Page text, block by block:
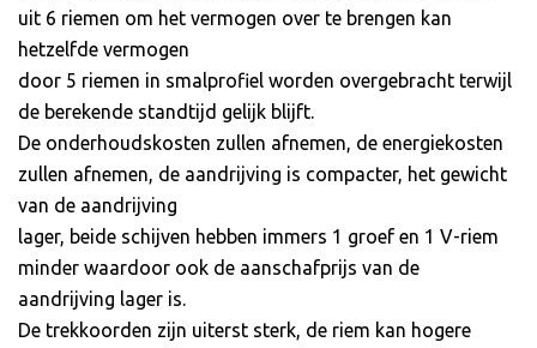
uit 6 riemen om het vermogen over te brengen kan
hetzelfde vermogen
door 5 riemen in smalprofiel worden overgebracht terwijl
de berekende standtijd gelijk blijft.
De onderhoudskosten zullen afnemen, de energiekosten
zullen afnemen, de aandrijving is compacter, het gewicht
van de aandrijving
lager, beide schijven hebben immers 1 groef en 1 V-riem
minder waardoor ook de aanschafprijs van de
aandrijving lager is.
De trekkoorden zijn uiterst sterk, de riem kan hogere